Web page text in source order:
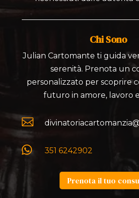
Chi Sono
Julian Cartomante ti guida
serenità. Prenota un
personalizzato per scoprire
futuro in amore, lavoro

 351 6242902
Prenota il tuo